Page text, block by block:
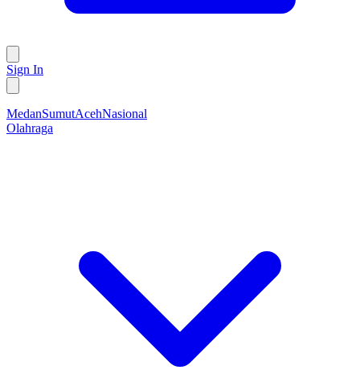
Sign In
MedanSumutAcehNasional
Olahraga